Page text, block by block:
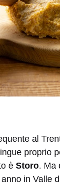
al
proprio
è Storo. Ma
in Valle